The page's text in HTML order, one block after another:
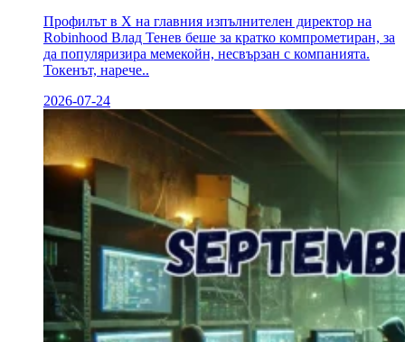
Профилът в X на главния изпълнителен директор на
Robinhood Влад Тенев беше за кратко компрометиран, за
да популяризира мемекойн, несвързан с компанията.
Токенът, нарече..
2026-07-24